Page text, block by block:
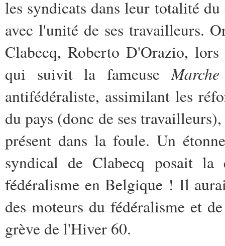
les syndicats dans leur totalité
avec l'unité de ses travailleurs.
Clabecq, Roberto D'Orazio,
qui suivit la fameuse
antifédéraliste, assimilant les
du pays (donc de ses
présent dans la foule. Un
syndical de Clabecq posait
fédéralisme en Belgique ! Il
des moteurs du fédéralisme et
grève de l'Hiver 60.